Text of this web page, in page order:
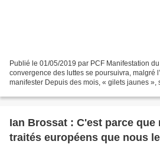
Publié le 01/05/2019 par PCF Manifestation
convergence des luttes se poursuivra, malgré
manifester Depuis des mois, « gilets jaunes »,
Ian Brossat : C'est parce
traités européens que nous